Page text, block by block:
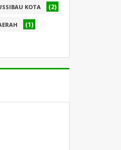
KOTA (2)
(1)